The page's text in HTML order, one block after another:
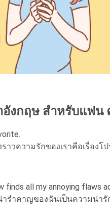
งกฤษ สำหรับแฟน
าวความรักของเราคือเรื่องโ
finds all my annoying flaws
รำคาญของฉันเป็นความน่ารั